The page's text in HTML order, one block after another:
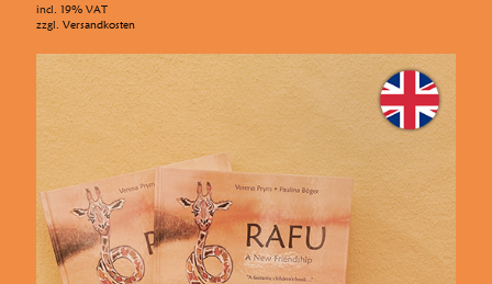
incl. 19% VAT
zzgl. Versandkosten